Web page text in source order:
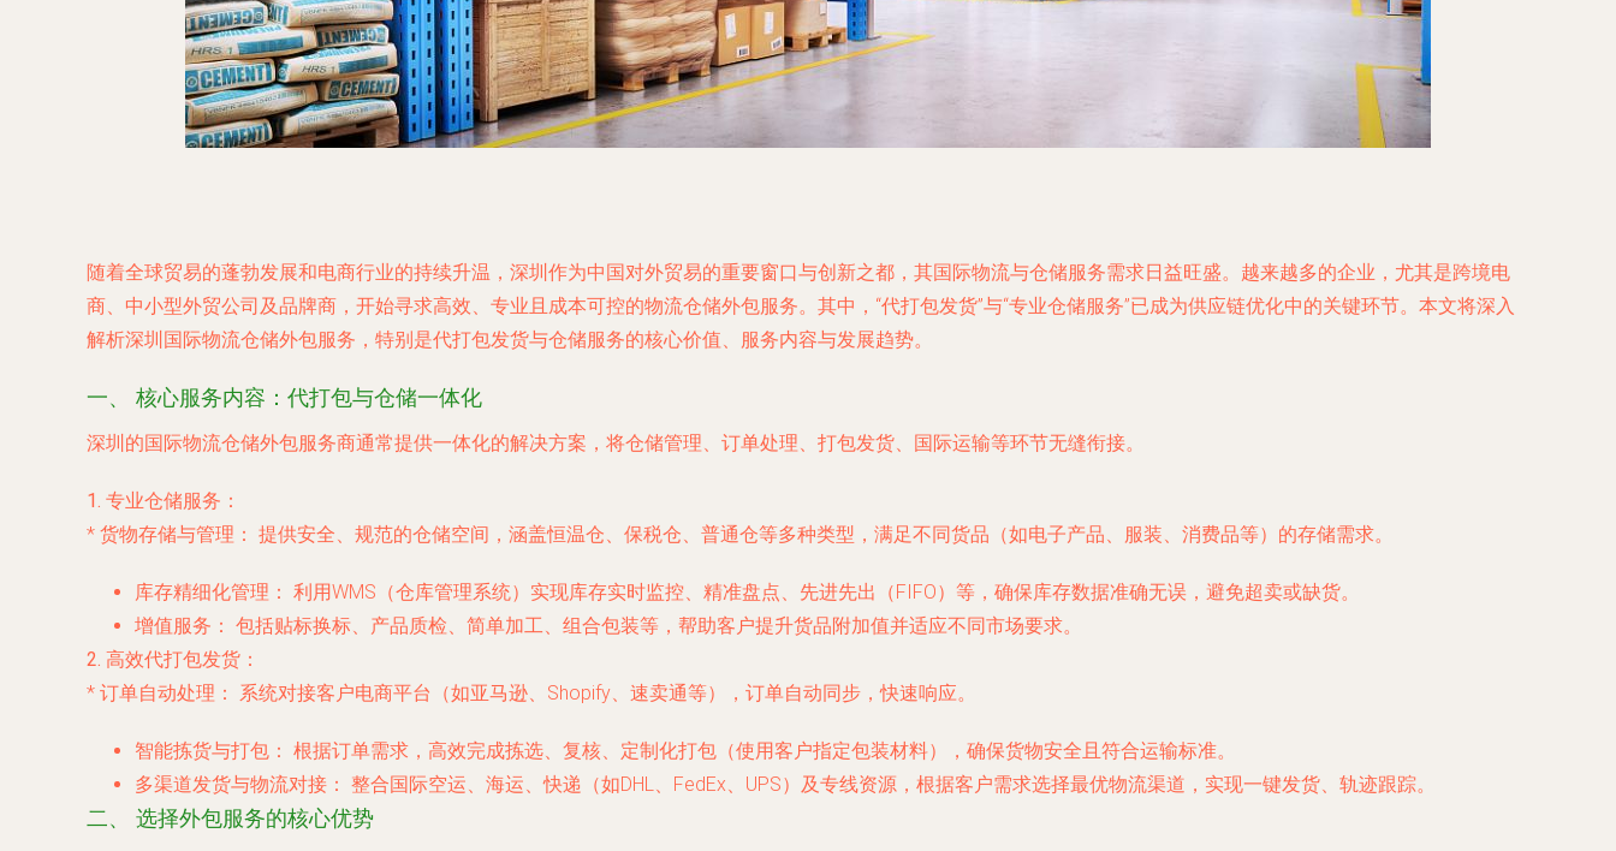
随着全球贸易的蓬勃发展和电商行业的持续升温，深圳作为中国对外贸易的重要窗口与创新之都，其国际物流与仓储服务需求日益旺盛。越来越多的企业，尤其是跨境电
商、中小型外贸公司及品牌商，开始寻求高效、专业且成本可控的物流仓储外包服务。其中，“代打包发货”与“专业仓储服务”已成为供应链优化中的关键环节。本文将深入
解析深圳国际物流仓储外包服务，特别是代打包发货与仓储服务的核心价值、服务内容与发展趋势。
一、 核心服务内容：代打包与仓储一体化
深圳的国际物流仓储外包服务商通常提供一体化的解决方案，将仓储管理、订单处理、打包发货、国际运输等环节无缝衔接。
1. 专业仓储服务：
* 货物存储与管理： 提供安全、规范的仓储空间，涵盖恒温仓、保税仓、普通仓等多种类型，满足不同货品（如电子产品、服装、消费品等）的存储需求。
库存精细化管理： 利用WMS（仓库管理系统）实现库存实时监控、精准盘点、先进先出（FIFO）等，确保库存数据准确无误，避免超卖或缺货。
增值服务： 包括贴标换标、产品质检、简单加工、组合包装等，帮助客户提升货品附加值并适应不同市场要求。
2. 高效代打包发货：
* 订单自动处理： 系统对接客户电商平台（如亚马逊、Shopify、速卖通等），订单自动同步，快速响应。
智能拣货与打包： 根据订单需求，高效完成拣选、复核、定制化打包（使用客户指定包装材料），确保货物安全且符合运输标准。
多渠道发货与物流对接： 整合国际空运、海运、快递（如DHL、FedEx、UPS）及专线资源，根据客户需求选择最优物流渠道，实现一键发货、轨迹跟踪。
二、 选择外包服务的核心优势